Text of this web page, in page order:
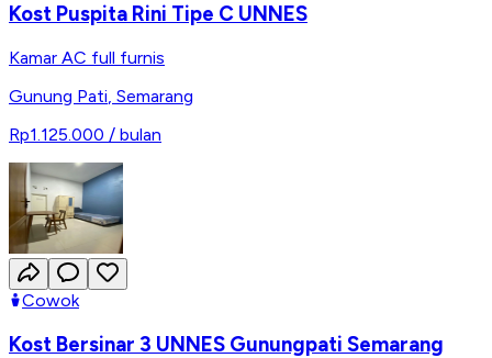
Kost Puspita Rini Tipe C UNNES
Kamar AC full furnis
Gunung Pati, Semarang
Rp1.125.000 / bulan
Cowok
Kost Bersinar 3 UNNES Gunungpati Semarang